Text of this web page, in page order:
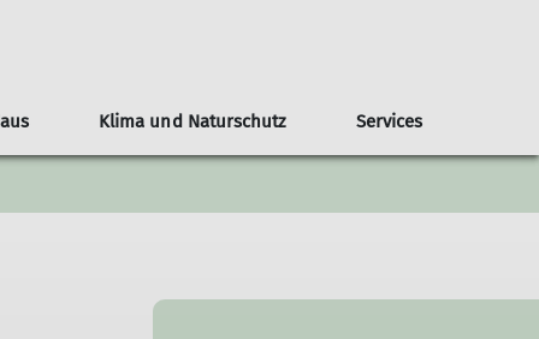
Tourenberichte Kontakt
Veranstaltungen Anfahrt
Reservierung Bilder
Klima und Naturschutz
Naturschutz
Services
Nützliche Links